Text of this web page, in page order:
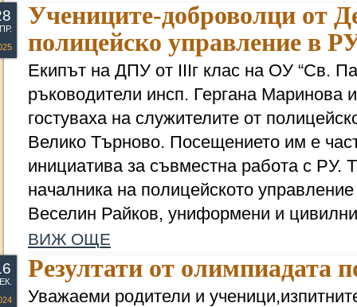
Учениците-доброволци от
полицейско управление в
Екипът на ДПУ от IIIг клас на ОУ “Св.
ръководители инсп. Гергана Маринова
гостуваха на служителите от
Велико Търново. Посещението им е
инициатива за съвместна работа с РУ.
началника на полицейското
Веселин Райков, униформени и
ВИЖ ОЩЕ
Резултати от олимпиадата
Уважаеми родители и